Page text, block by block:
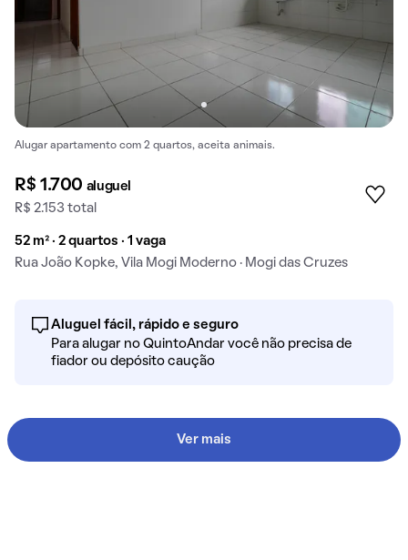
Alugar apartamento com 2 quartos, aceita animais.
R$ 1.700 aluguel
R$ 2.153 total
52 m² · 2 quartos · 1 vaga
Rua João Kopke, Vila Mogi Moderno · Mogi das Cruzes
Aluguel fácil, rápido e seguro
Para alugar no QuintoAndar você não precisa de
fiador ou depósito caução
Ver mais